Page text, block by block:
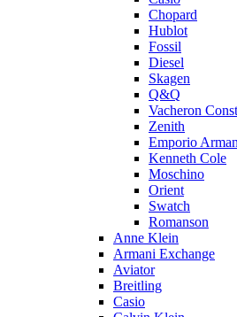
Chopard
Hublot
Fossil
Diesel
Skagen
Q&Q
Vacheron
Zenith
Emporio
Kenneth Cole
Moschino
Orient
Swatch
Romanson
Anne Klein
Armani Exchange
Aviator
Breitling
Casio